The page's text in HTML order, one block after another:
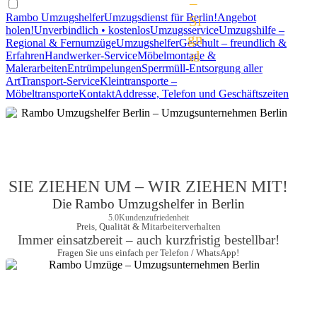
Rambo UmzugshelferUmzugsdienst für Berlin!Angebot
holen!Unverbindlich • kostenlosUmzugsserviceUmzugshilfe –
Regional & FernumzügeUmzugshelferGeschult – freundlich &
ErfahrenHandwerker-ServiceMöbelmontage &
MalerarbeitenEntrümpelungenSperrmüll-Entsorgung aller
ArtTransport-ServiceKleintransporte –
MöbeltransporteKontaktAddresse, Telefon und Geschäftszeiten
SIE ZIEHEN UM – WIR ZIEHEN MIT!
Die Rambo Umzugshelfer in Berlin
5.0Kundenzufriedenheit
Preis, Qualität & Mitarbeiterverhalten
Immer einsatzbereit – auch kurzfristig bestellbar!
Fragen Sie uns einfach per Telefon / WhatsApp!